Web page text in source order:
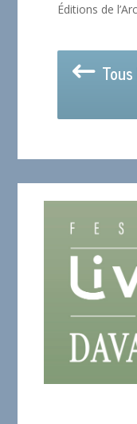
Éditions de